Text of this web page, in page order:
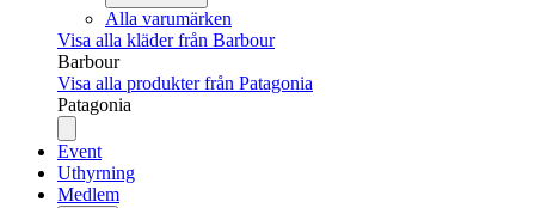
Alla varumärken
Visa alla kläder från Barbour
Barbour
Visa alla produkter från Patagonia
Patagonia
Event
Uthyrning
Medlem